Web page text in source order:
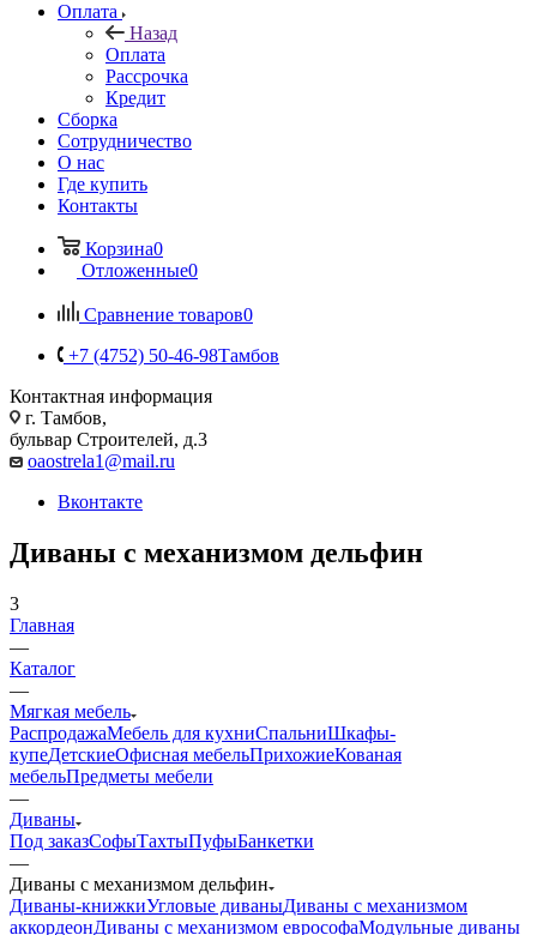
Оплата
Назад
Оплата
Рассрочка
Кредит
Сборка
Сотрудничество
О нас
Где купить
Контакты
Корзина0
Отложенные0
Сравнение товаров0
+7 (4752) 50-46-98Тамбов
Контактная информация
г. Тамбов,
бульвар Строителей, д.3
oaostrela1@mail.ru
Вконтакте
Диваны с механизмом дельфин
3
Главная
—
Каталог
—
Мягкая мебель
РаспродажаМебель для кухниСпальниШкафы-
купеДетскиеОфисная мебельПрихожиеКованая
мебельПредметы мебели
—
Диваны
Под заказСофыТахтыПуфыБанкетки
—
Диваны с механизмом дельфин
Диваны-книжкиУгловые диваныДиваны с механизмом
аккордеонДиваны с механизмом еврософаМодульные диваны